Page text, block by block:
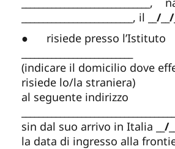
, il __/__/
● risiede presso l’Istituto
(indicare il domicilio dove
risiede lo/la straniera)
al seguente indirizzo
sin dal suo arrivo in Italia
__/
la data di ingresso alla